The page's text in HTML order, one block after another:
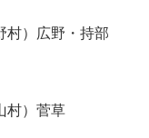
村）広野・持部
村）菅草